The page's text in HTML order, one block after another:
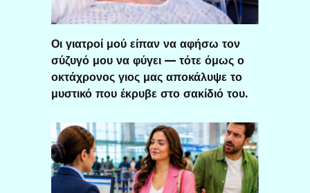
Οι γιατροί μού είπαν να αφήσω τον
σύζυγό μου να φύγει — τότε όμως ο
οκτάχρονος γιος μας αποκάλυψε το
μυστικό που έκρυβε στο σακίδιό του.